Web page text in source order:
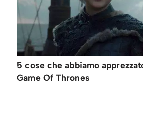
5 cose che abbiamo
Game Of Thrones